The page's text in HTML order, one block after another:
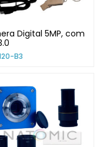
Digital 5MP, com
B3